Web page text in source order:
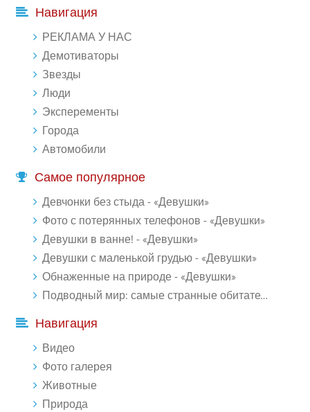
Навигация
РЕКЛАМА У НАС
Демотиваторы
Звезды
Люди
Эксперементы
Города
Автомобили
Самое популярное
Девчонки без стыда - «Девушки»
Фото с потерянных телефонов - «Девушки»
Девушки в ванне! - «Девушки»
Девушки с маленькой грудью - «Девушки»
Обнаженные на природе - «Девушки»
Подводный мир: самые странные обитатели океана (18 фото)
Навигация
Видео
Фото галерея
Животные
Природа